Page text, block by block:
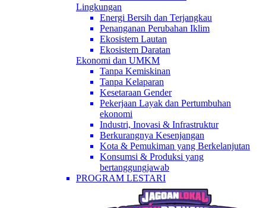
Lingkungan
Energi Bersih dan Terjangkau
Penanganan Perubahan Iklim
Ekosistem Lautan
Ekosistem Daratan
Ekonomi dan UMKM
Tanpa Kemiskinan
Tanpa Kelaparan
Kesetaraan Gender
Pekerjaan Layak dan Pertumbuhan
ekonomi
Industri, Inovasi & Infrastruktur
Berkurangnya Kesenjangan
Kota & Pemukiman yang Berkelanjutan
Konsumsi & Produksi yang
bertanggungjawab
PROGRAM LESTARI